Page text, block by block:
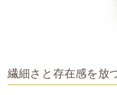
繊細さと存在感を放